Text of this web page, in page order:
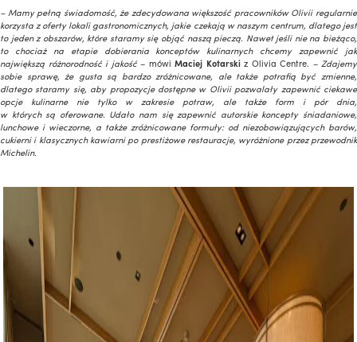
– Mamy pełną świadomość, że zdecydowana większość pracowników Olivii regularnie
korzysta z oferty lokali gastronomicznych, jakie czekają w naszym centrum, dlatego jest
to jeden z obszarów, które staramy się objąć naszą pieczą. Nawet jeśli nie na bieżąco,
to chociaż na etapie dobierania konceptów kulinarnych chcemy zapewnić jak
największą różnorodność i jakość– mówi Maciej Kotarskiz Olivia Centre. – Zdajemy
sobie sprawę, że gusta są bardzo zróżnicowane, ale także potrafią być zmienne,
dlatego staramy się, aby propozycje dostępne w Olivii pozwalały zapewnić ciekawe
opcje kulinarne nie tylko w zakresie potraw, ale także form i pór dnia,
w których są oferowane. Udało nam się zapewnić autorskie koncepty śniadaniowe,
lunchowe i wieczorne, a także zróżnicowane formuły: od niezobowiązujących barów,
cukierni i klasycznych kawiarni po prestiżowe restauracje, wyróżnione przez przewodnik
Michelin.